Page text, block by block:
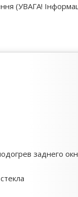
(УВАГА!
заднего